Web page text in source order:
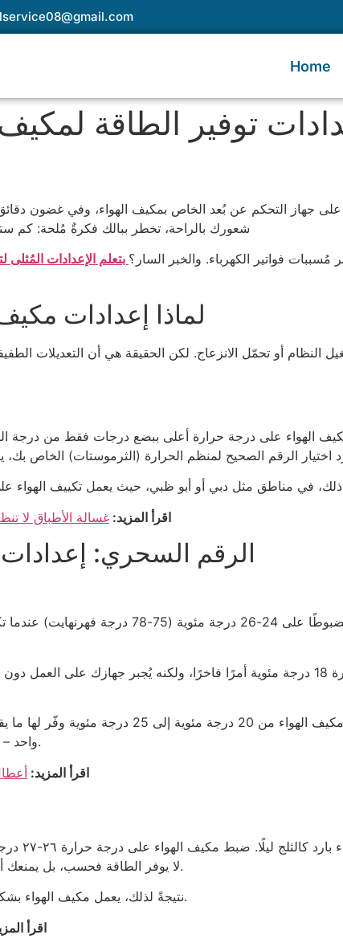
Home
توفير الطاقة
التحكم عن بُعد الخاص بمكيف الهواء، وفي غضون دقائق،
شعورك بالراحة، تخطر ببالك فكرةٌ مُلحة: كم
مُسببات فواتير الكهرباء. والخبر السار؟ بتعلم الإعدادات المُثلى
لماذا إعدادات
النظام أو تحمّل الانزعاج. لكن الحقيقة هي أن التعديلات
الهواء على درجة حرارة أعلى ببضع درجات فقط من درجة
اقرأ المزيد: غسالة الأطباق لا
الرقم السحري: إعدادات
يوصي الخبراء بالحفاظ على منظم الحرارة
على النقيض من ذلك، قد يبدو تشغيل مكيف الهواء على درجة حرارة 18 درجة مئوية أمرًا فاخرًا،
واحد – دون أي انخفاض ملحوظ في مستوى الراحة.
اقرأ المزيد:
لا يوفر الطاقة فحسب، بل يمنعك أيضًا من الاستيقاظ وأنت تشعر بالبرد الشديد.
نتيجةً لذلك، يعمل مكيف الهواء بشكل أقل، وتحصل على نوم أفضل وفواتير أقل.
اقرأ